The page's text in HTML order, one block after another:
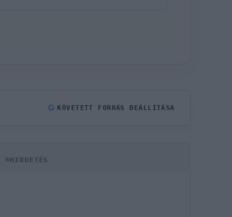
G KÖVETETT FORRÁS BEÁLLÍTÁSA
HIRDETÉS